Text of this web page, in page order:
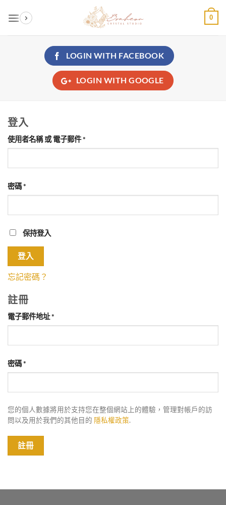
0
LOGIN WITH FACEBOOK
LOGIN WITHGOOGLE
登入
使用者名稱 或 電子郵件*
填
密碼*
填
保持登入
登入
忘記密碼？
註冊
電子郵件地址*
填
密碼*
填
您的個人數據將用於支持您在整個網站上的體驗，管理對帳戶的訪
問以及用於我們的其他目的 隱私權政策.
註冊